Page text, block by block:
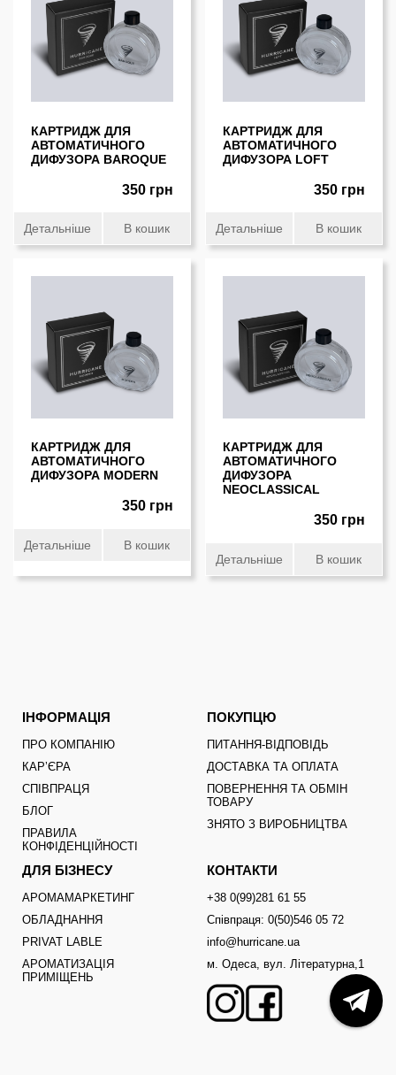
КАРТРИДЖ ДЛЯ
АВТОМАТИЧНОГО
ДИФУЗОРА BAROQUE
350 грн
Детальніше В кошик
КАРТРИДЖ ДЛЯ
АВТОМАТИЧНОГО
ДИФУЗОРА LOFT
350 грн
Детальніше В кошик
КАРТРИДЖ ДЛЯ
АВТОМАТИЧНОГО
ДИФУЗОРА MODERN
350 грн
Детальніше В кошик
КАРТРИДЖ ДЛЯ
АВТОМАТИЧНОГО
ДИФУЗОРА
NEOCLASSICAL
350 грн
Детальніше В кошик
ІНФОРМАЦІЯ
ПРО КОМПАНІЮ
КАРʼЄРА
СПІВПРАЦЯ
БЛОГ
ПРАВИЛА
КОНФІДЕНЦІЙНОСТІ
ПОКУПЦЮ
ПИТАННЯ-ВІДПОВІДЬ
ДОСТАВКА ТА ОПЛАТА
ПОВЕРНЕННЯ ТА ОБМІН
ТОВАРУ
ЗНЯТО З ВИРОБНИЦТВА
ДЛЯ БІЗНЕСУ
АРОМАМАРКЕТИНГ
ОБЛАДНАННЯ
PRIVAT LABLE
АРОМАТИЗАЦІЯ
ПРИМІЩЕНЬ
КОНТАКТИ
+38 0(99)281 61 55
Співпраця: 0(50)546 05 72
info@hurricane.ua
м. Одеса, вул. Літературна,1